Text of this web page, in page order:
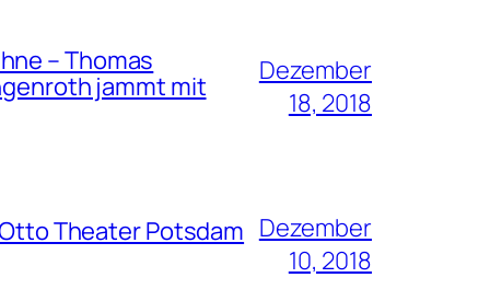
– Thomas
jammt mit
Dezember
18, 2018
Theater Potsdam Dezember
10, 2018